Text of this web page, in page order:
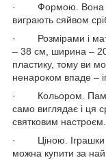
· Формою. Вона
виграють сяйвом
· Розмірами і
– 38 см, ширина – 20
пластику, тому ви
ненароком впаде –
· Кольором.
само виглядає і ця
святковим настроєм.
· Ціною. Іграшки
можна купити за